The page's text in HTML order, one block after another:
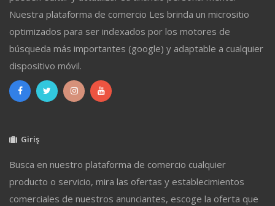
Nuestra plataforma de comercio Les brinda un micrositio
optimizados para ser indexados por los motores de
búsqueda más importantes (google) y adaptable a cualquier
dispositivo móvil.
Giriş
Busca en nuestro plataforma de comercio cualquier
producto o servicio, mira las ofertas y establecimientos
comerciales de nuestros anunciantes, escoge la oferta que